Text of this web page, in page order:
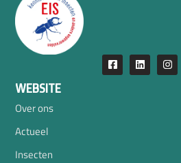
WEBSITE
Over ons
Actueel
Insecten